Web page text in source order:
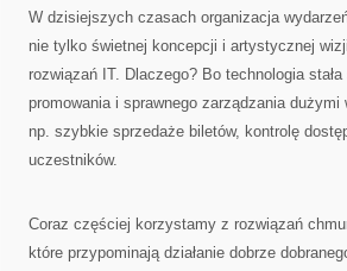
W dzisiejszych czasach organizacja
nie tylko świetnej koncepcji i artystycznej
rozwiązań IT. Dlaczego? Bo technologia
promowania i sprawnego zarządzania
np. szybkie sprzedaże biletów, kontrolę
uczestników.
Coraz częściej korzystamy z rozwiązań
które przypominają działanie dobrze